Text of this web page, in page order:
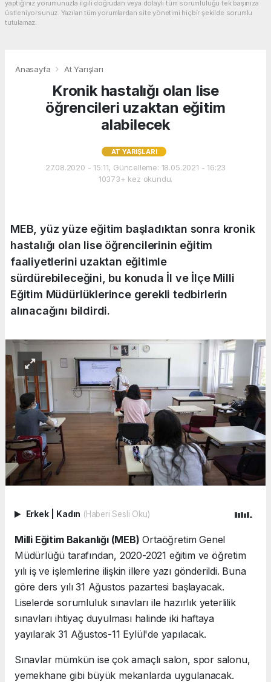
yaptığınız yorumunuzla ilgili doğrudan veya dolaylı tüm sorumluluğu tek başınıza
üstleniyorsunuz. Yazılan tüm yorumlardan site yönetimi hiçbir şekilde sorumlu
tutulamaz.
Anasayfa At Yarışları
Kronik hastalığı olan lise
öğrencileri uzaktan eğitim
alabilecek
AT YARIŞLARI
27.08.2020 - 15:11, Güncelleme: 18.05.2021 - 16:23
10373+ kez okundu.
MEB, yüz yüze eğitim başladıktan sonra kronik
hastalığı olan lise öğrencilerinin eğitim
faaliyetlerini uzaktan eğitimle
sürdürebileceğini, bu konuda İl ve İlçe Milli
Eğitim Müdürlüklerince gerekli tedbirlerin
alınacağını bildirdi.
Erkek Kadın (Haberi Sesli Oku)
Milli Eğitim Bakanlığı (MEB) Ortaöğretim Genel
Müdürlüğü tarafından, 2020-2021 eğitim ve öğretim
yılı iş ve işlemlerine ilişkin illere yazı gönderildi. Buna
göre ders yılı 31 Ağustos pazartesi başlayacak.
Liselerde sorumluluk sınavları ile hazırlık yeterlilik
sınavları ihtiyaç duyulması halinde iki haftaya
yayılarak 31 Ağustos-11 Eylül'de yapılacak.
Sınavlar mümkün ise çok amaçlı salon, spor salonu,
yemekhane gibi büyük mekanlarda uygulanacak.